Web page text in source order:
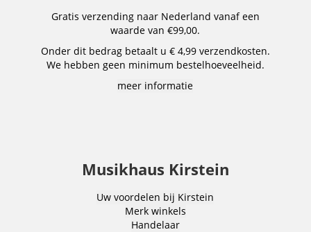
Gratis verzending naar Nederland vanaf een
waarde van €99,00.
Onder dit bedrag betaalt u € 4,99 verzendkosten.
We hebben geen minimum bestelhoeveelheid.
meer informatie
Musikhaus Kirstein
Uw voordelen bij Kirstein
Merk winkels
Handelaar